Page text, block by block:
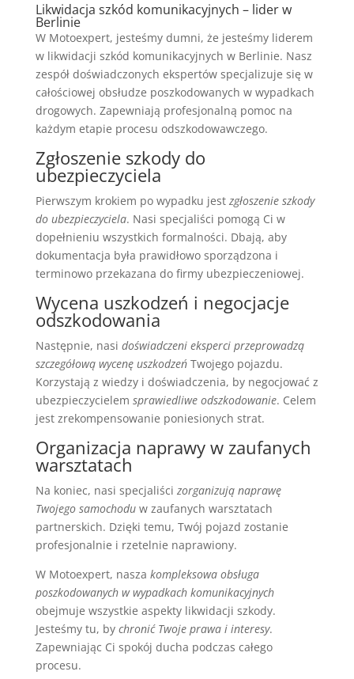
Likwidacja szkód komunikacyjnych – lider w
Berlinie
W Motoexpert, jesteśmy dumni, że jesteśmy liderem
w likwidacji szkód komunikacyjnych w Berlinie. Nasz
zespół doświadczonych ekspertów specjalizuje się w
całościowej obsłudze poszkodowanych w wypadkach
drogowych. Zapewniają profesjonalną pomoc na
każdym etapie procesu odszkodowawczego.
Zgłoszenie szkody do
ubezpieczyciela
Pierwszym krokiem po wypadku jest zgłoszenie szkody
do ubezpieczyciela. Nasi specjaliści pomogą Ci w
dopełnieniu wszystkich formalności. Dbają, aby
dokumentacja była prawidłowo sporządzona i
terminowo przekazana do firmy ubezpieczeniowej.
Wycena uszkodzeń i negocjacje
odszkodowania
Następnie, nasi doświadczeni eksperci przeprowadzą
szczegółową wycenę uszkodzeńTwojego pojazdu.
Korzystają z wiedzy i doświadczenia, by negocjować z
ubezpieczycielem sprawiedliwe odszkodowanie. Celem
jest zrekompensowanie poniesionych strat.
Organizacja naprawy w zaufanych
warsztatach
Na koniec, nasi specjaliści zorganizują naprawę
Twojego samochoduw zaufanych warsztatach
partnerskich. Dzięki temu, Twój pojazd zostanie
profesjonalnie i rzetelnie naprawiony.
W Motoexpert, nasza kompleksowa obsługa
poszkodowanych w wypadkach komunikacyjnych
obejmuje wszystkie aspekty likwidacji szkody.
Jesteśmy tu, by chronić Twoje prawa i interesy.
Zapewniając Ci spokój ducha podczas całego
procesu.